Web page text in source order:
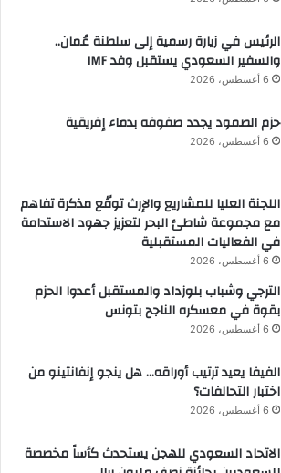
الرئيس في زيارة رسمية إلى سلطنة عُمان..
والسفير السعودي يستقبل وفد IMF
6 أغسطس، 2026
حزم الصمود يجدد صفوفه بدماء إفريقية
6 أغسطس، 2026
اللجنة العليا للمشاريع والإرث توقّع مذكرة تفاهم
مع مجموعة شاطئ البحر لتعزيز جهود الاستدامة
في الفعاليات المستقبلية
6 أغسطس، 2026
الترجي وشباب بلوزداد والمستقبل أعدوا الحزم
بقوة في معسكره الناجح بتونس
6 أغسطس، 2026
الفيفا يعيد ترتيب أوراقه… هل ينجو إنفانتينو من
اختبار التحالفات؟
6 أغسطس، 2026
الاتحاد السعودي للهجن يستحدث كأساً مخصصة